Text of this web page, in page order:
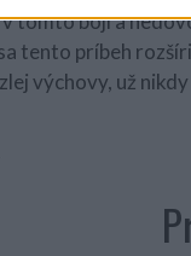
tomto boji a
tento príbeh
výchovy, už